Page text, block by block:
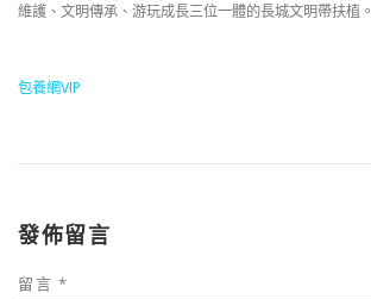
維護、文明傳承、游玩成長三位一體的長城文明帶扶植。
包養網VIP
發佈留言
留言 *